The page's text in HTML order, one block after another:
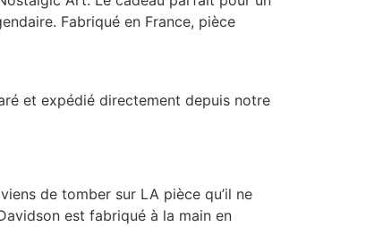
Fabriqué en France, pièce
et expédié directement depuis notre
de tomber sur LA pièce qu’il ne
est fabriqué à la main en